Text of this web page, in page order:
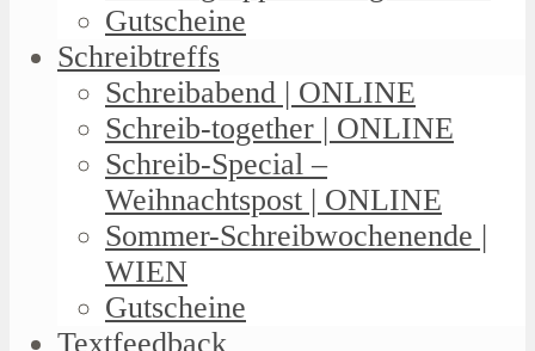
Gutscheine
Schreibtreffs
Schreibabend | ONLINE
Schreib-together | ONLINE
Schreib-Special –
Weihnachtspost | ONLINE
Sommer-Schreibwochenende |
WIEN
Gutscheine
Textfeedback